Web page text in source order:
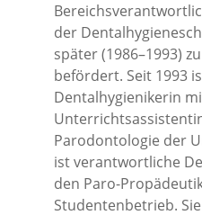
der
später (1986–1993)
befördert. Seit 1993
Dentalhygienikerin
Parodontologie der
ist verantwortliche
den Paro-
Studentenbetrieb.